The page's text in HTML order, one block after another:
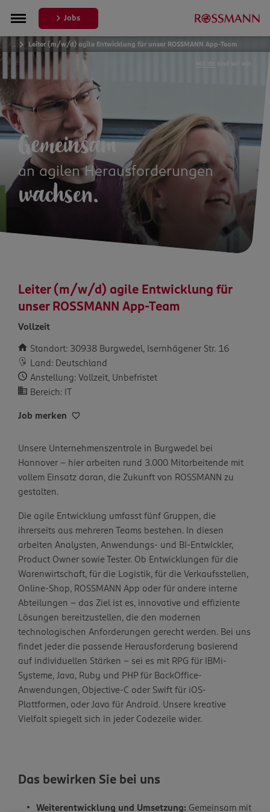
Jobs
… Leiter (m/w/d) agile Entwicklung für unser ROSSMANN App-Team
Mit dir sind wir wir.
Gemeinsam
an agilen Herausforderungen
wachsen.
Leiter (m/w/d) agile Entwicklung für
unser ROSSMANN App-Team
Vollzeit
Standort: 30938 Burgwedel, Isernhägener Str. 16
Land: Deutschland
Anstellung: Vollzeit, Unbefristet
Bereich: IT
Job merken
Unsere Unternehmenszentrale in Burgwedel bei
Hannover – hier arbeiten rund 3.000 Mitarbeitende mit
vollem Einsatz daran, die Zukunft von ROSSMANN zu
gestalten.
Die agile Entwicklung umfasst fünf Gruppen, die
ihrerseits aus mehreren Teams bestehen. In diesen
arbeiten Analysten, Anwendungs- und BI-Entwickler,
Product Owner sowie Tester. Ob Entwicklungen für die
Warenwirtschaft, für die Logistik, für die Verkaufsstellen,
Online-Shop, ROSSMANN App oder für andere interne
Abteilungen – das Ziel ist es, innovative und effiziente
Lösungen bereitzustellen, die den modernen
technologischen Anforderungen gerecht werden. Bei uns
findet jeder die passende Herausforderung basierend
auf individuellen Stärken - sei es mit RPG für IBMi-
Systeme, Java, Ruby und PHP für BackOffice-
Anwendungen, Objective-C oder Swift für iOS-
Plattformen, oder Java für Android. Unsere kreative
Vielfalt spiegelt sich in jeder Codezeile wider.
Das bewirken Sie bei uns
Weiterentwicklung und Umsetzung: Gemeinsam mit